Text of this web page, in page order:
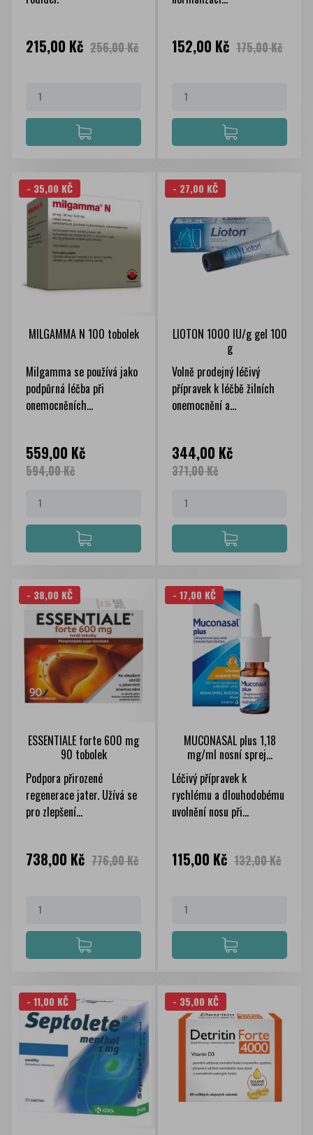
Cena
215,00 Kč Běžná
256,00 Kč Cena
152,00 Kč Běžná
175,00 Kč
MILGAMMA N 100 tobolek
Milgamma se používá jako
podpůrná léčba při
onemocněních...
Cena
559,00 Kč
594,00 Kč
- 35,00 KČ
LIOTON 1000 IU/g gel 100
g
Volně prodejný léčivý
přípravek k léčbě žilních
onemocnění a...
Cena
344,00 Kč
371,00 Kč
- 27,00 KČ
ESSENTIALE forte 600 mg
90 tobolek
Podpora přirozené
regenerace jater. Užívá se
pro zlepšení...
Cena
738,00 Kč Běžná
776,00 Kč
- 38,00 KČ
MUCONASAL plus 1,18
mg/ml nosní sprej...
Léčivý přípravek k
rychlému a dlouhodobému
uvolnění nosu při...
Cena
115,00 Kč Běžná
132,00 Kč
- 17,00 KČ
- 11,00 KČ - 35,00 KČ